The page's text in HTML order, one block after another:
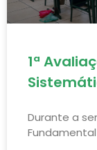
1ª
Durante a
Fundamental